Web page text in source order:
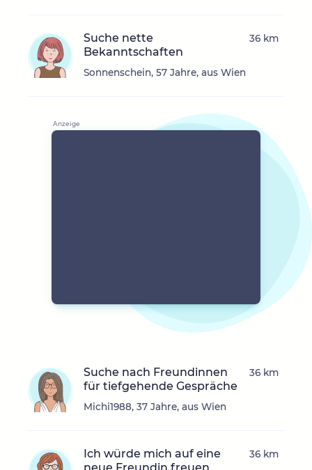
Suche nette
Bekanntschaften
Sonnenschein, 57 Jahre, aus Wien
36 km
Suche nach Freundinnen
für tiefgehende Gespräche
Michi1988, 37 Jahre, aus Wien
36 km
Ich würde mich auf eine
36 km